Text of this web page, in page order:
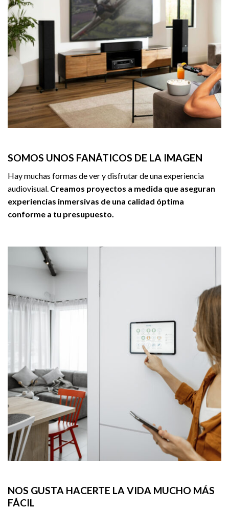
SOMOS UNOS FANÁTICOS DE LA IMAGEN
Hay muchas formas de ver y disfrutar de una experiencia
audiovisual. Creamos proyectos a medida que aseguran
experiencias inmersivas de una calidad óptima
conforme a tu presupuesto.
NOS GUSTA HACERTE LA VIDA MUCHO MÁS
FÁCIL